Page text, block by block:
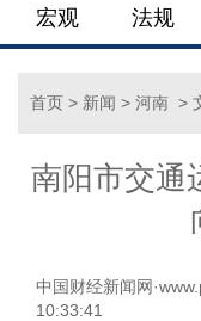
宏观 法规
首页 > 新闻 > 河南 >
南阳市交通
中国财经新闻网
10:33:41